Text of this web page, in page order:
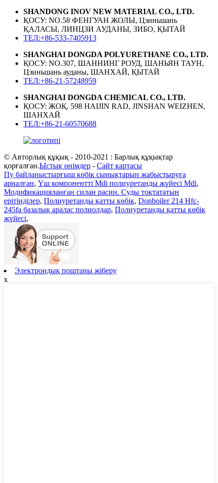
SHANDONG INOV NEW MATERIAL CO., LTD.
ҚОСУ: NO.58 ФЕНГУАН ЖОЛЫ, Цзиньшань
ҚАЛАСЫ, ЛИНЦЗИ АУДАНЫ, ЗИБО, ҚЫТАЙ
ТЕЛ:+86-533-7405913
SHANGHAI DONGDA POLYURETHANE CO., LTD.
ҚОСУ: NO.307, ШАННИНГ РОУД, ШАНЬЯН ТАУН,
Цзиньшань ауданы, ШАНХАЙ, ҚЫТАЙ
ТЕЛ:+86-21-57248959
SHANGHAI DONGDA CHEMICAL CO., LTD.
ҚОСУ: ЖОҚ. 598 HAIJIN RAD, JINSHAN WEIZHEN,
ШАНХАЙ
ТЕЛ:+86-21-60570688
© Авторлық құқық - 2010-2021 : Барлық құқықтар
қорғалған.Ыстық өнімдер - Сайт картасы
Пу байланыстырғыш көбік сынықтарын жабыстыруға
арналған, Үш компонентті Mdi полиуретанды жүйесі Mdi,
Модификацияланған силан расин. Суды тоқтататын
ерітінділер, Полиуретанды қатты көбік, Donboiler 214 Hfc-
245fa базалық аралас полиолдар, Полиуретанды қатты көбік
жүйесі,
Электрондық поштаны жіберу
x